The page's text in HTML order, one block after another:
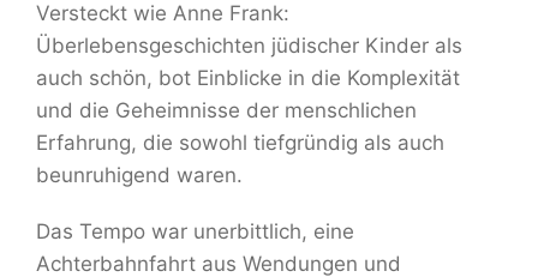
Versteckt wie Anne Frank:
Überlebensgeschichten jüdischer Kinder als
auch schön, bot Einblicke in die Komplexität
und die Geheimnisse der menschlichen
Erfahrung, die sowohl tiefgründig als auch
beunruhigend waren.
Das Tempo war unerbittlich, eine
Achterbahnfahrt aus Wendungen und